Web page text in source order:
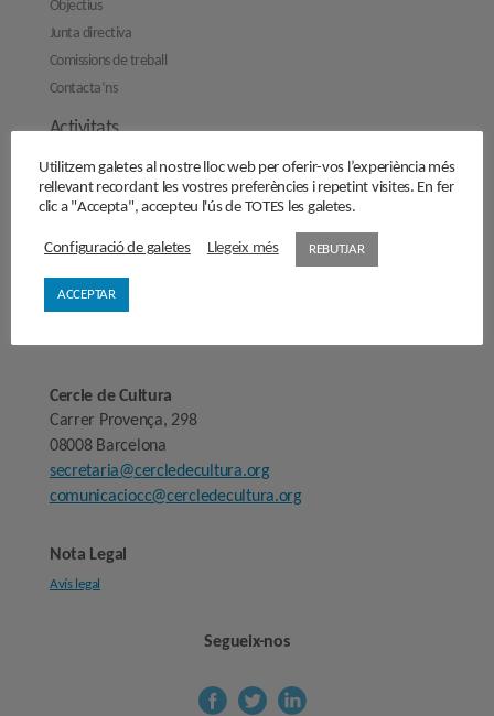
Objectius
Junta directiva
Comissions de treball
Contacta’ns
Activitats
Reflexions
Opinions
Entrevistes
Fes-te’n soci/sòcia
Cercle de Cultura
Carrer Provença, 298
08008 Barcelona
secretaria@cercledecultura.org
comunicaciocc@cercledecultura.org
Nota Legal
Avís legal
Segueix-nos
Utilitzem galetes al nostre lloc web per oferir-vos l’experiència més
rellevant recordant les vostres preferències i repetint visites. En fer
clic a "Accepta", accepteu l'ús de TOTES les galetes.
Configuració de galetes Llegeix més REBUTJAR
ACCEPTAR